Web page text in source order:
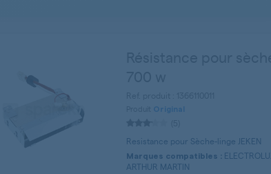
Original
Resistance pour Sèche-linge JEKEN
Marques compatibles :
ARTHUR MARTIN